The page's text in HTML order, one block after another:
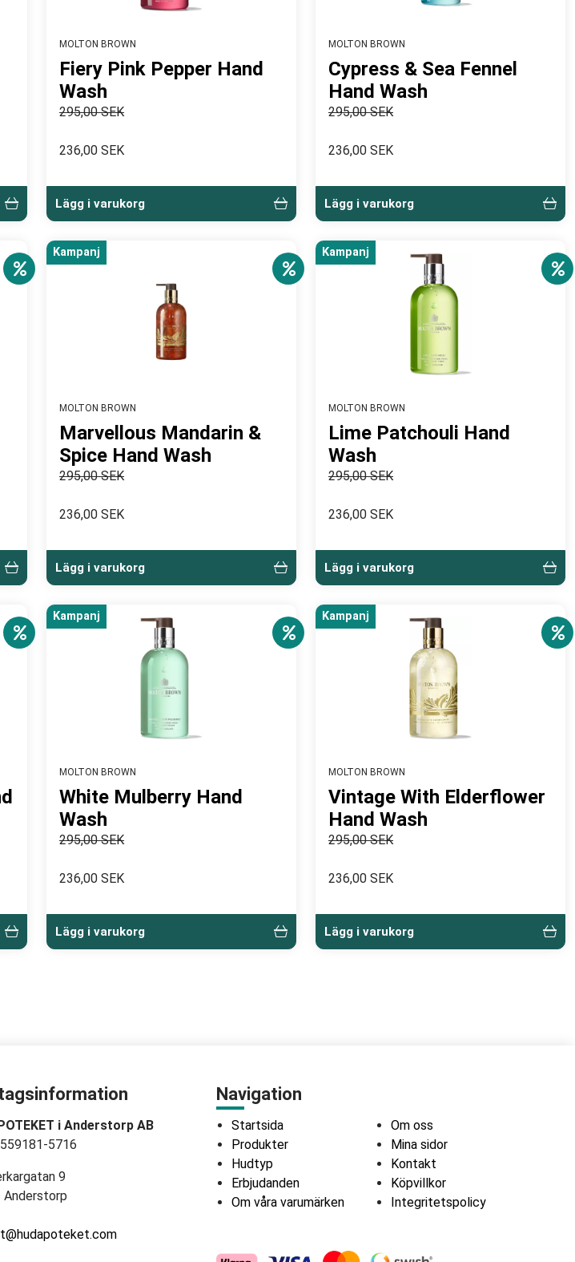
MOLTON BROWN
Fiery Pink Pepper Hand
Wash
295,00 SEK
236,00 SEK
Lägg i varukorg
MOLTON BROWN
Cypress & Sea Fennel
Hand Wash
295,00 SEK
236,00 SEK
Lägg i varukorg
Kampanj
MOLTON BROWN
Marvellous Mandarin &
Spice Hand Wash
295,00 SEK
236,00 SEK
Lägg i varukorg
Kampanj
MOLTON BROWN
Lime Patchouli Hand
Wash
295,00 SEK
236,00 SEK
Lägg i varukorg
Kampanj
MOLTON BROWN
White Mulberry Hand
Wash
295,00 SEK
236,00 SEK
Lägg i varukorg
Kampanj
MOLTON BROWN
Vintage With Elderflower
Hand Wash
295,00 SEK
236,00 SEK
Lägg i varukorg
i Anderstorp AB
559181-5716
9
Anderstorp
Navigation
Startsida
Produkter
Hudtyp
Erbjudanden
Om våra varumärken
Om oss
Mina sidor
Kontakt
Köpvillkor
Integritetspolicy